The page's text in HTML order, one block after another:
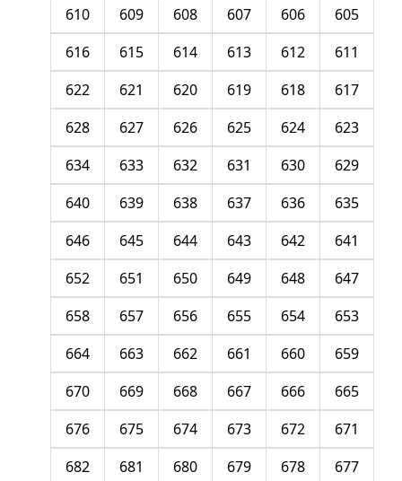
605
606
607
608
609
610
611
612
613
614
615
616
617
618
619
620
621
622
623
624
625
626
627
628
629
630
631
632
633
634
635
636
637
638
639
640
641
642
643
644
645
646
647
648
649
650
651
652
653
654
655
656
657
658
659
660
661
662
663
664
665
666
667
668
669
670
671
672
673
674
675
676
677
678
679
680
681
682